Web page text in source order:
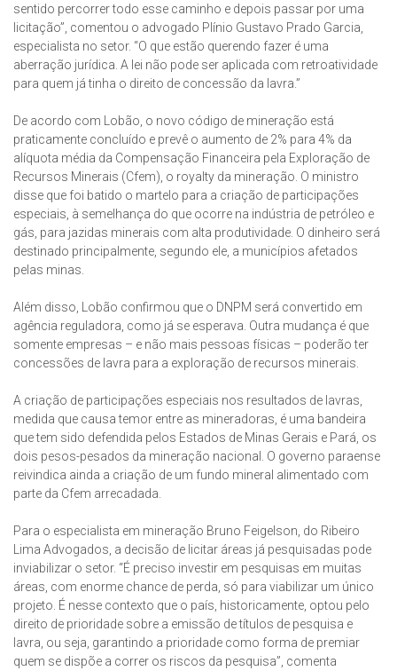
sentido percorrer todo esse caminho e depois passar por uma
licitação”, comentou o advogado Plínio Gustavo Prado Garcia,
especialista no setor. “O que estão querendo fazer é uma
aberração jurídica. A lei não pode ser aplicada com retroatividade
para quem já tinha o direito de concessão da lavra.”
De acordo com Lobão, o novo código de mineração está
praticamente concluído e prevê o aumento de 2% para 4% da
alíquota média da Compensação Financeira pela Exploração de
Recursos Minerais (Cfem), o royalty da mineração. O ministro
disse que foi batido o martelo para a criação de participações
especiais, à semelhança do que ocorre na indústria de petróleo e
gás, para jazidas minerais com alta produtividade. O dinheiro será
destinado principalmente, segundo ele, a municípios afetados
pelas minas.
Além disso, Lobão confirmou que o DNPM será convertido em
agência reguladora, como já se esperava. Outra mudança é que
somente empresas – e não mais pessoas físicas – poderão ter
concessões de lavra para a exploração de recursos minerais.
A criação de participações especiais nos resultados de lavras,
medida que causa temor entre as mineradoras, é uma bandeira
que tem sido defendida pelos Estados de Minas Gerais e Pará, os
dois pesos-pesados da mineração nacional. O governo paraense
reivindica ainda a criação de um fundo mineral alimentado com
parte da Cfem arrecadada.
Para o especialista em mineração Bruno Feigelson, do Ribeiro
Lima Advogados, a decisão de licitar áreas já pesquisadas pode
inviabilizar o setor. “É preciso investir em pesquisas em muitas
áreas, com enorme chance de perda, só para viabilizar um único
projeto. É nesse contexto que o país, historicamente, optou pelo
direito de prioridade sobre a emissão de títulos de pesquisa e
lavra, ou seja, garantindo a prioridade como forma de premiar
quem se dispõe a correr os riscos da pesquisa”, comenta